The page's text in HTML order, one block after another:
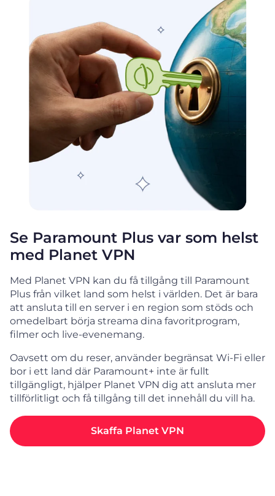
Se Paramount Plus var som helst
med Planet VPN
Med Planet VPN kan du få tillgång till Paramount
Plus från vilket land som helst i världen. Det är bara
att ansluta till en server i en region som stöds och
omedelbart börja streama dina favoritprogram,
filmer och live-evenemang.
Oavsett om du reser, använder begränsat Wi-Fi eller
bor i ett land där Paramount+ inte är fullt
tillgängligt, hjälper Planet VPN dig att ansluta mer
tillförlitligt och få tillgång till det innehåll du vill ha.
Skaffa Planet VPN